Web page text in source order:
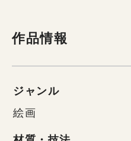
作品情報
ジャンル
絵画